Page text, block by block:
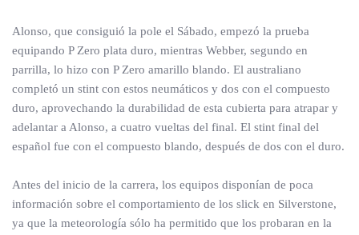
Alonso, que consiguió la pole el Sábado, empezó la prueba
equipando P Zero plata duro, mientras Webber, segundo en
parrilla, lo hizo con P Zero amarillo blando. El australiano
completó un stint con estos neumáticos y dos con el compuesto
duro, aprovechando la durabilidad de esta cubierta para atrapar y
adelantar a Alonso, a cuatro vueltas del final. El stint final del
español fue con el compuesto blando, después de dos con el duro.
Antes del inicio de la carrera, los equipos disponían de poca
información sobre el comportamiento de los slick en Silverstone,
ya que la meteorología sólo ha permitido que los probaran en la